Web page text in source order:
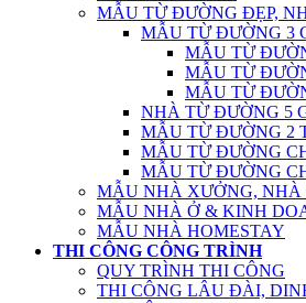
MẪU TỪ ĐƯỜNG ĐẸP,
MẪU TỪ ĐƯỜNG 3
MẪU TỪ
MẪU TỪ
MẪU TỪ
NHÀ TỪ ĐƯỜNG 5
MẪU TỪ ĐƯỜNG 2
MẪU TỪ ĐƯỜNG
MẪU TỪ ĐƯỜNG
MẪU NHÀ XƯỞNG, NHÀ
MẪU NHÀ Ở & KINH
MẪU NHÀ HOMESTAY
THI CÔNG CÔNG TRÌNH
QUY TRÌNH THI CÔNG
THI CÔNG LÂU ĐÀI,